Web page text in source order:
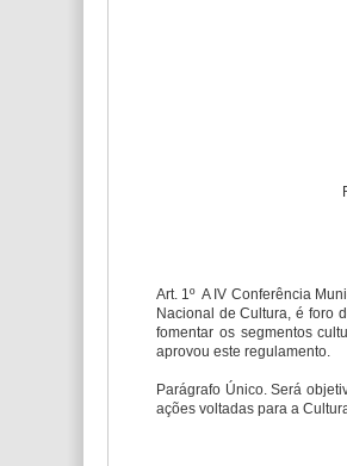
Art. 1º A IV Conferência
Nacional de Cultura, é foro
fomentar os segmentos
aprovou este regulamento.
Parágrafo Único. Será
ações voltadas para a